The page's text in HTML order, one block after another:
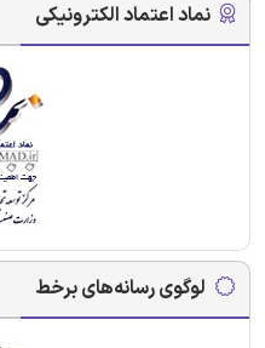
نماد اعتماد الکترونیکی
لوگوی رسانه‌های برخط